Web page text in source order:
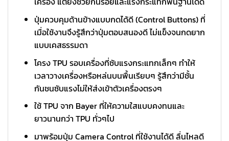
ปุ่มควบคุมด้านข้างแบบกดได้ดี (Control Buttons) ที่
เมื่อใช้งานจึงรู้สึกว่าปุ่มตอบสนองดี ไม่แข็งจนกดยาก
แบบเคสธรรมดา
โครง TPU รอบเครื่องที่ซับแรงกระแทกเล็กๆ ทำให้
เวลาวางเครื่องหรือหล่นบนพื้นเรียบๆ รู้สึกว่ามีชั้น
กันชนซับแรงไม่ให้ส่งเข้าตัวเครื่องตรงๆ
ใช้ TPU จาก Bayer ที่ให้ความใสแบบคงทนและ
ยาวนานกว่า TPU ทั่วๆไป
มาพร้อมปุ่ม Camera Control ที่ใช้งานได้ดี ลื่นไหลดี